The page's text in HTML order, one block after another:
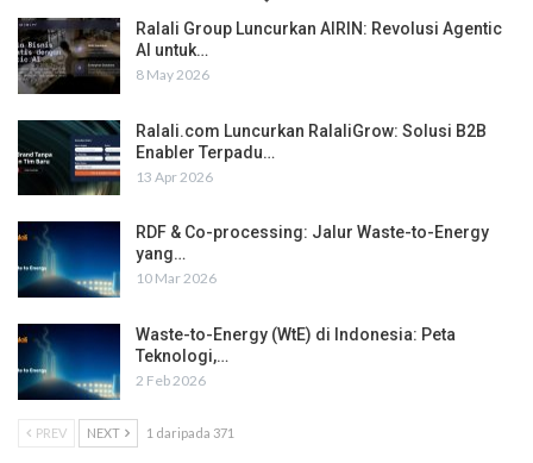
Ralali Group Luncurkan AIRIN: Revolusi Agentic
AI untuk…
8 May 2026
Ralali.com Luncurkan RalaliGrow: Solusi B2B
Enabler Terpadu…
13 Apr 2026
RDF & Co-processing: Jalur Waste-to-Energy
yang…
10 Mar 2026
Waste-to-Energy (WtE) di Indonesia: Peta
Teknologi,…
2 Feb 2026
PREV NEXT 1 daripada 371